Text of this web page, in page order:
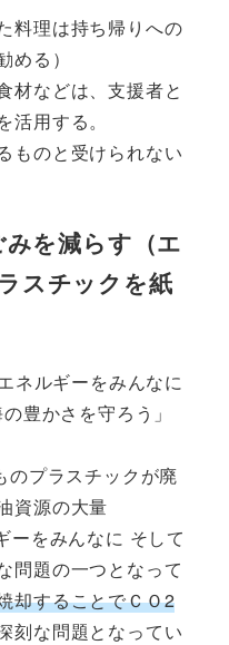
料理は持ち帰りへの
る）
材などは、支援者と
活用する。
ものと受けられない
を減らす（エ
スチックを紙
ルギーをみんなに
豊かさを守ろう」
のプラスチックが廃
資源の大量
ーをみんなに そして
問題の一つとなって
却することでＣＯ2
刻な問題となってい